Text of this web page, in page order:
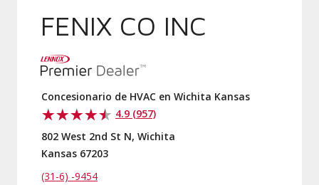
FENIX CO INC
Concesionario de HVAC en Wichita Kansas
4.9 (957)
802 West 2nd St N, Wichita
Kansas 67203
(31-6) -9454